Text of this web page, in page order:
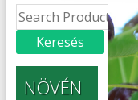
NÖVÉN